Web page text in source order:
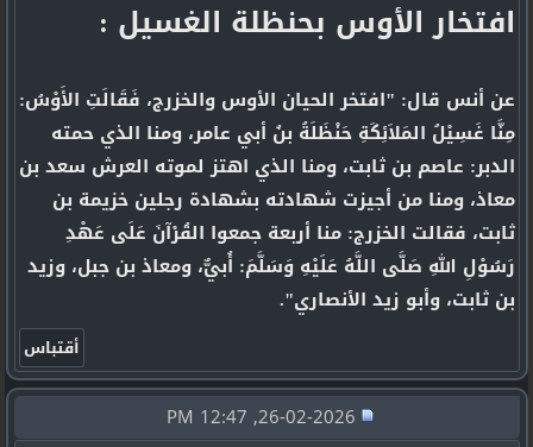
افتخار الأوس بحنظلة الغسيل :
عن أنس قال: "افتخر الحيان الأوس والخزرج، فَقَالَتِ الأَوْسُ:
مِنَّا غَسِيْلُ المَلاَئِكَةِ حَنْظَلَةُ بنُ أبي عامر، ومنا الذي حمته
الدبر: عاصم بن ثابت، ومنا الذي اهتز لموته العرش سعد بن
معاذ، ومنا من أجيزت شهادته بشهادة رجلين خزيمة بن
ثابت، فقالت الخزرج: منا أربعة جمعوا القُرْآنَ عَلَى عَهْدِ
رَسُوْلِ اللهِ صَلَّى اللَّهُ عَلَيْهِ وَسَلَّمَ: أُبيٌّ، ومعاذ بن جبل، وزيد
بن ثابت، وأبو زيد الأنصاري".